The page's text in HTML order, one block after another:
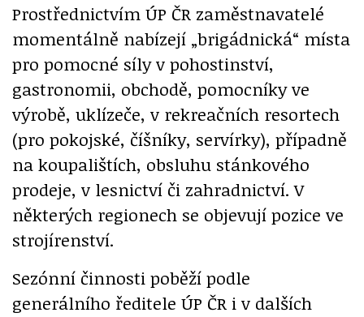
Prostřednictvím ÚP ČR zaměstnavatelé
momentálně nabízejí „brigádnická“ místa
pro pomocné síly v pohostinství,
gastronomii, obchodě, pomocníky ve
výrobě, uklízeče, v rekreačních resortech
(pro pokojské, číšníky, servírky), případně
na koupalištích, obsluhu stánkového
prodeje, v lesnictví či zahradnictví. V
některých regionech se objevují pozice ve
strojírenství.
Sezónní činnosti poběží podle
generálního ředitele ÚP ČR i v dalších